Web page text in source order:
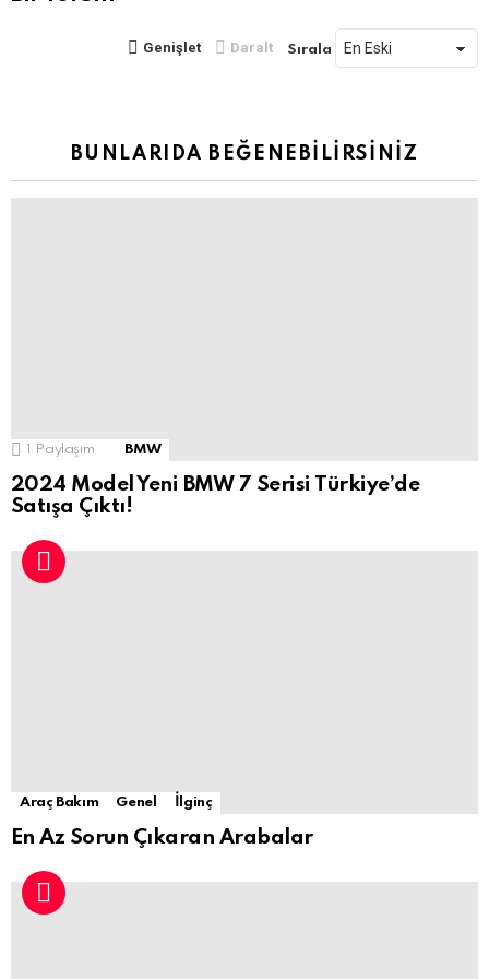
Genişlet Daralt Sırala
BUNLARIDA BEĞENEBILIRSINIZ
1 Paylaşım BMW
2024 Model Yeni BMW 7 Serisi Türkiye’de
Satışa Çıktı!
Araç Bakım Genel İlginç
En Az Sorun Çıkaran Arabalar